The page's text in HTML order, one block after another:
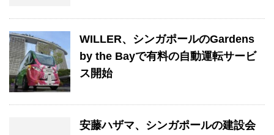
WILLER、シンガポールのGardens
by the Bayで有料の自動運転サービ
ス開始
安藤ハザマ、シンガポールの建設会